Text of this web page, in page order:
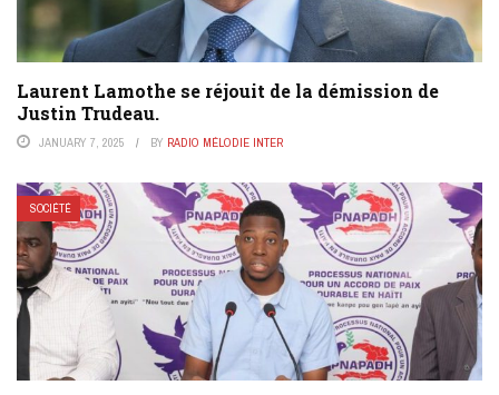
Laurent Lamothe se réjouit de la démission de
Justin Trudeau.
JANUARY 7, 2025 BY RADIO MÉLODIE INTER
SOCIÉTÉ